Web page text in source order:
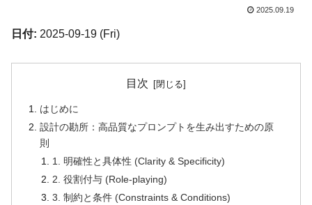
2025.09.19
日付: 2025-09-19 (Fri)
目次
はじめに
設計の勘所：高品質なプロンプトを生み出すための原
則
1. 明確性と具体性 (Clarity & Specificity)
2. 役割付与 (Role-playing)
3. 制約と条件 (Constraints & Conditions)